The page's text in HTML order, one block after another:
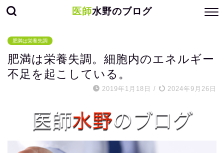
医師水野のブログ
肥満は栄養失調
肥満は栄養失調。細胞内のエネルギー
不足を起こしている。
2019年1月18日 / 2024年9月26日